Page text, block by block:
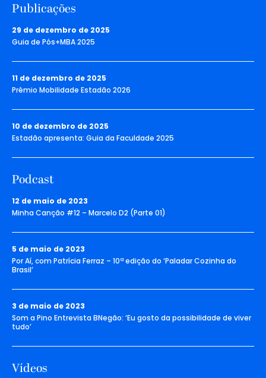
Publicações
29 de dezembro de 2025
Guia de Pós+MBA 2025
11 de dezembro de 2025
Prêmio Mobilidade Estadão 2026
10 de dezembro de 2025
Estadão apresenta: Guia da Faculdade 2025
Podcast
12 de maio de 2023
Minha Canção #12 – Marcelo D2 (Parte 01)
5 de maio de 2023
Por Aí, com Patrícia Ferraz – 10ª edição do ‘Paladar Cozinha do
Brasil’
3 de maio de 2023
Som a Pino Entrevista BNegão: ‘Eu gosto da possibilidade de viver
tudo’
Vídeos